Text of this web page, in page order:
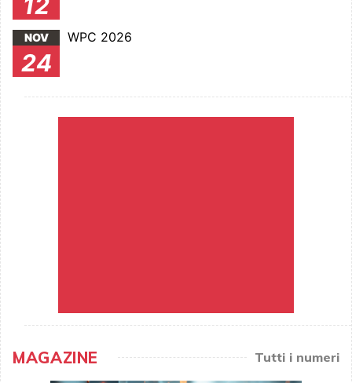
NOV
24
WPC 2026
MAGAZINE Tutti i numeri